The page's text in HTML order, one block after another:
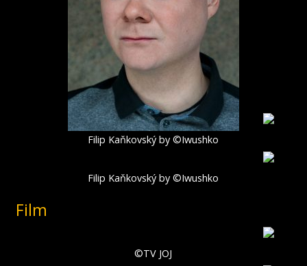
Filip Kaňkovský by ©Iwushko
Filip Kaňkovský by ©Iwushko
Film
©TV JOJ